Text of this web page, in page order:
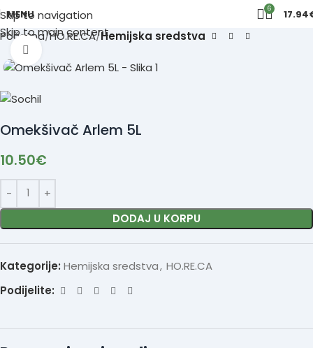
Skip to navigation
Skip to main content
MENU 6 17.94
Početna HO.RE.CA Hemijska sredstva
Omekšivač Arlem 5L
10.50€
DODAJ U KORPU
Kategorije: Hemijska sredstva, HO.RE.CA
Podijelite: